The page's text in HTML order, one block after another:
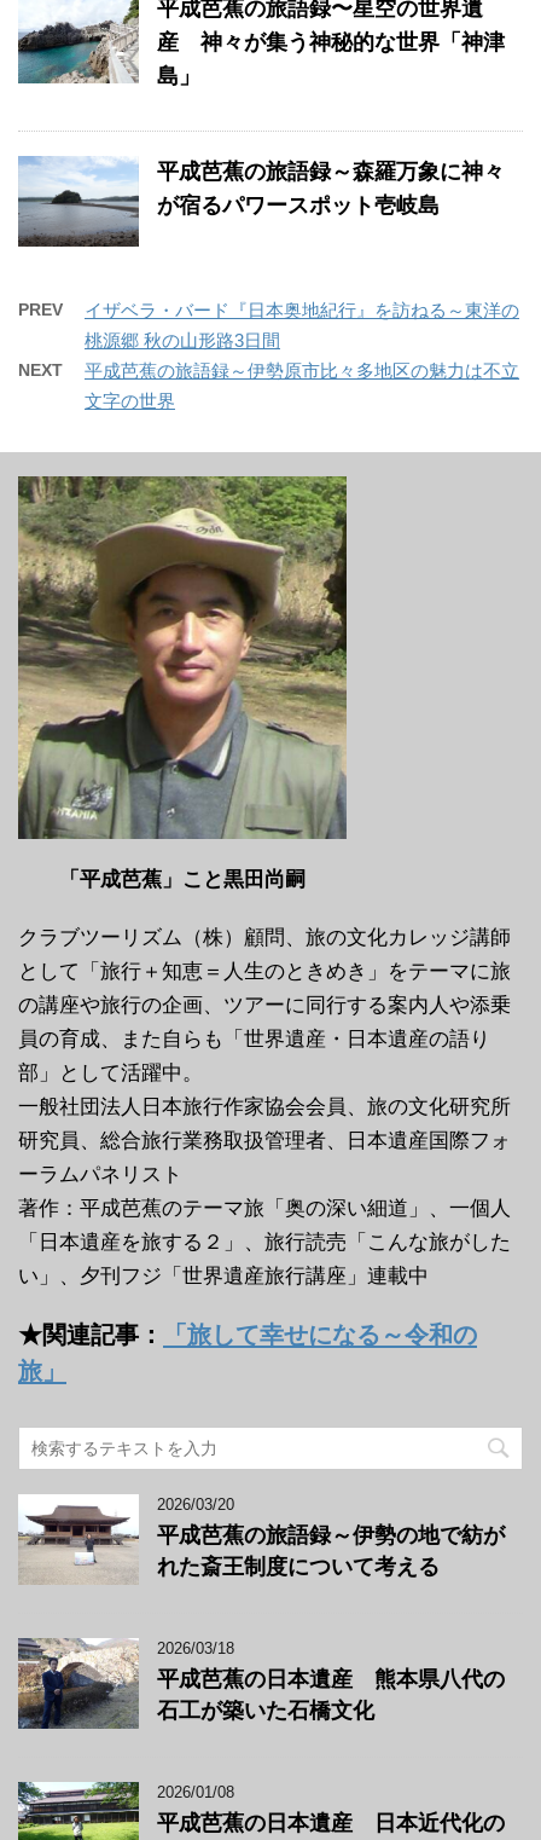
平成芭蕉の旅語録〜星空の世界遺
産 神々が集う神秘的な世界「神津
島」
平成芭蕉の旅語録～森羅万象に神々
が宿るパワースポット壱岐島
PREV
イザベラ・バード『日本奥地紀行』を訪ねる～東洋の
桃源郷 秋の山形路3日間
NEXT
平成芭蕉の旅語録～伊勢原市比々多地区の魅力は不立
文字の世界
「平成芭蕉」こと黒田尚嗣
クラブツーリズム（株）顧問、旅の文化カレッジ講師
として「旅行＋知恵＝人生のときめき」をテーマに旅
の講座や旅行の企画、ツアーに同行する案内人や添乗
員の育成、また自らも「世界遺産・日本遺産の語り
部」として活躍中。
一般社団法人日本旅行作家協会会員、旅の文化研究所
研究員、総合旅行業務取扱管理者、日本遺産国際フォ
ーラムパネリスト
著作：平成芭蕉のテーマ旅「奥の深い細道」、一個人
「日本遺産を旅する２」、旅行読売「こんな旅がした
い」、夕刊フジ「世界遺産旅行講座」連載中
★関連記事：
「旅して幸せになる～令和の
旅」
2026/03/20
平成芭蕉の旅語録～伊勢の地で紡が
れた斎王制度について考える
2026/03/18
平成芭蕉の日本遺産 熊本県八代の
石工が築いた石橋文化
2026/01/08
平成芭蕉の日本遺産 日本近代化の